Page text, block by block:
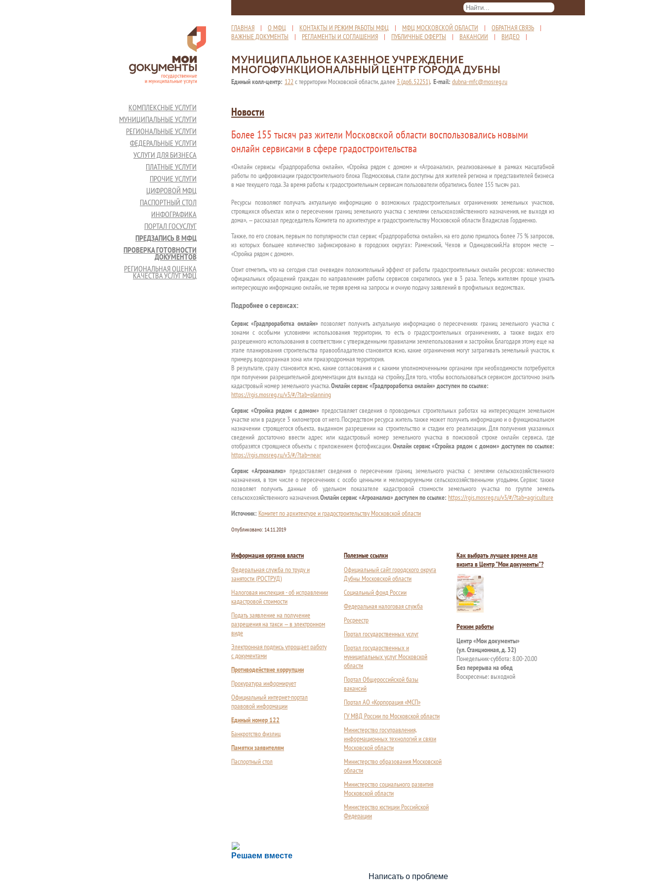
ГЛАВНАЯ | О МФЦ | КОНТАКТЫ И РЕЖИМ РАБОТЫ МФЦ | МФЦ МОСКОВСКОЙ ОБЛАСТИ | ОБРАТНАЯ СВЯЗЬ |
ВАЖНЫЕ ДОКУМЕНТЫ | РЕГЛАМЕНТЫ И СОГЛАШЕНИЯ | ПУБЛИЧНЫЕ ОФЕРТЫ | ВАКАНСИИ | ВИДЕО |
МУНИЦИПАЛЬНОЕ КАЗЕННОЕ УЧРЕЖДЕНИЕ
МНОГОФУНКЦИОНАЛЬНЫЙ ЦЕНТР ГОРОДА ДУБНЫ
Единый колл-центр: 122с территории Московской области, далее 3 (доб. 52251), E-mail: dubna-mfc@mosreg.ru
КОМПЛЕКСНЫЕ УСЛУГИ
МУНИЦИПАЛЬНЫЕ УСЛУГИ
РЕГИОНАЛЬНЫЕ УСЛУГИ
ФЕДЕРАЛЬНЫЕ УСЛУГИ
УСЛУГИ ДЛЯ БИЗНЕСА
ПЛАТНЫЕ УСЛУГИ
ПРОЧИЕ УСЛУГИ
ЦИФРОВОЙ МФЦ
ПАСПОРТНЫЙ СТОЛ
ИНФОГРАФИКА
ПОРТАЛ ГОСУСЛУГ
ПРЕДЗАПИСЬ В МФЦ
ПРОВЕРКА ГОТОВНОСТИ
ДОКУМЕНТОВ
РЕГИОНАЛЬНАЯ ОЦЕНКА
КАЧЕСТВА УСЛУГ МФЦ
Новости
Более 155 тысяч раз жители Московской области воспользовались новыми
онлайн сервисами в сфере градостроительства
«Онлайн сервисы «Градпроработка онлайн», «Стройка рядом с домом» и «Агроанализ», реализованные в рамках масштабной
работы по цифровизации градостроительного блока Подмосковья, стали доступны для жителей региона и представителей бизнеса
в мае текущего года. За время работы к градостроительным сервисам пользователи обратились более 155 тысяч раз.
Ресурсы позволяют получать актуальную информацию о возможных градостроительных ограничениях земельных участков,
строящихся объектах или о пересечении границ земельного участка с землями сельскохозяйственного назначения, не выходя из
дома», — рассказал председатель Комитета по архитектуре и градостроительству Московской области Владислав Гордиенко.
Также, по его словам, первым по популярности стал сервис «Градпроработка онлайн», на его долю пришлось более 75 % запросов,
из которых большее количество зафиксировано в городских округах: Раменский, Чехов и Одинцовский.На втором месте —
«Стройка рядом с домом».
Стоит отметить, что на сегодня стал очевиден положительный эффект от работы градостроительных онлайн ресурсов: количество
официальных обращений граждан по направлениям работы сервисов сократилось уже в 3 раза. Теперь жителям проще узнать
интересующую информацию онлайн, не теряя время на запросы и очную подачу заявлений в профильных ведомствах.
Подробнее о сервисах:
Сервис «Градпроработка онлайн» позволяет получить актуальную информацию о пересечениях границ земельного участка с
зонами с особыми условиями использования территории, то есть о градостроительных ограничениях, а также видах его
разрешенного использования в соответствии с утвержденными правилами землепользования и застройки. Благодаря этому еще на
этапе планирования строительства правообладателю становится ясно, какие ограничения могут затрагивать земельный участок, к
примеру, водоохранная зона или приаэродромная территория.
В результате, сразу становится ясно, какие согласования и с какими уполномоченными органами при необходимости потребуются
при получении разрешительной документации для выхода на стройку. Для того, чтобы воспользоваться сервисом достаточно знать
кадастровый номер земельного участка.Онлайн сервис «Градпроработка онлайн» доступен по ссылке:
https://rgis.mosreg.ru/v3/#/?tab=planning
Сервис «Стройка рядом с домом» предоставляет сведения о проводимых строительных работах на интересующем земельном
участке или в радиусе 3 километров от него. Посредством ресурса житель также может получить информацию и о функциональном
назначении строящегося объекта, выданном разрешении на строительство и стадии его реализации. Для получения указанных
сведений достаточно ввести адрес или кадастровый номер земельного участка в поисковой строке онлайн сервиса, где
отобразятся строящиеся объекты с приложением фотофиксации.Онлайн сервис «Стройка рядом с домом» доступен по ссылке:
https://rgis.mosreg.ru/v3/#/?tab=near
Сервис «Агроанализ» предоставляет сведения о пересечении границ земельного участка с землями сельскохозяйственного
назначения, в том числе о пересечениях с особо ценными и мелиорируемыми сельскохозяйственными угодьями. Сервис также
позволяет получить данные об удельном показателе кадастровой стоимости земельного участка по группе земель
сельскохозяйственного назначения.Онлайн сервис «Агроанализ» доступен по ссылке: https://rgis.mosreg.ru/v3/#/?tab=agriculture
Источник: Комитет по архитектуре и градостроительству Московской области
Опубликовано: 14.11.2019
Информация органов власти
Федеральная служба по труду и
занятости (РОСТРУД)
Налоговая инспекция - об исправлении
кадастровой стоимости
Подать заявление на получение
разрешения на такси — в электронном
виде
Электронная подпись упрощает работу
с документами
Противодействие коррупции
Прокуратура информирует
Официальный интернет-портал
правовой информации
Единый номер 122
Банкротство физлиц
Памятки заявителям
Паспортный стол
Полезные ссылки
Официальный сайт городского округа
Дубны Московской области
Социальный фонд России
Федеральная налоговая служба
Росреестр
Портал государственных услуг
Портал государственных и
муниципальных услуг Московской
области
Портал Общероссийской базы
вакансий
Портал АО «Корпорация «МСП»
ГУ МВД России по Московской области
Министерство госуправления,
информационных технологий и связи
Московской области
Министерство образования Московской
области
Министерство социального развития
Московской области
Министерство юстиции Российской
Федерации
Как выбрать лучшее время для
визита в Центр "Мои документы"?
Режим работы
Центр «Мои документы»
(ул. Станционная, д. 32)
Понедельник-суббота: 8.00-20.00
Без перерыва на обед
Воскресенье: выходной
Решаем вместе
Сложности с получением социальной выплаты или пособия?
Сообщите об этом
Написать о проблеме